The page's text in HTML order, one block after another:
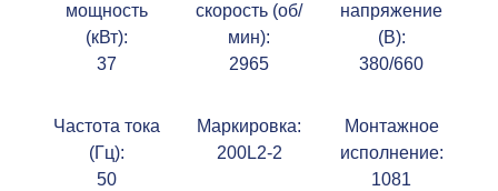
мощность
(кВт):
37
скорость (об/
мин):
2965
напряжение
(В):
380/660
Частота тока
(Гц):
50
Маркировка:
200L2-2
Монтажное
исполнение:
1081